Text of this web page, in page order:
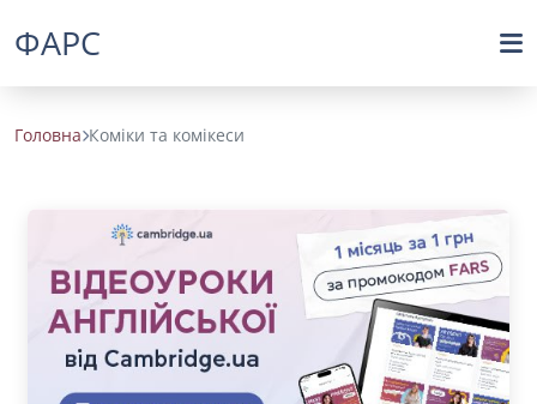
ФАРС
Головна Коміки та комікеси